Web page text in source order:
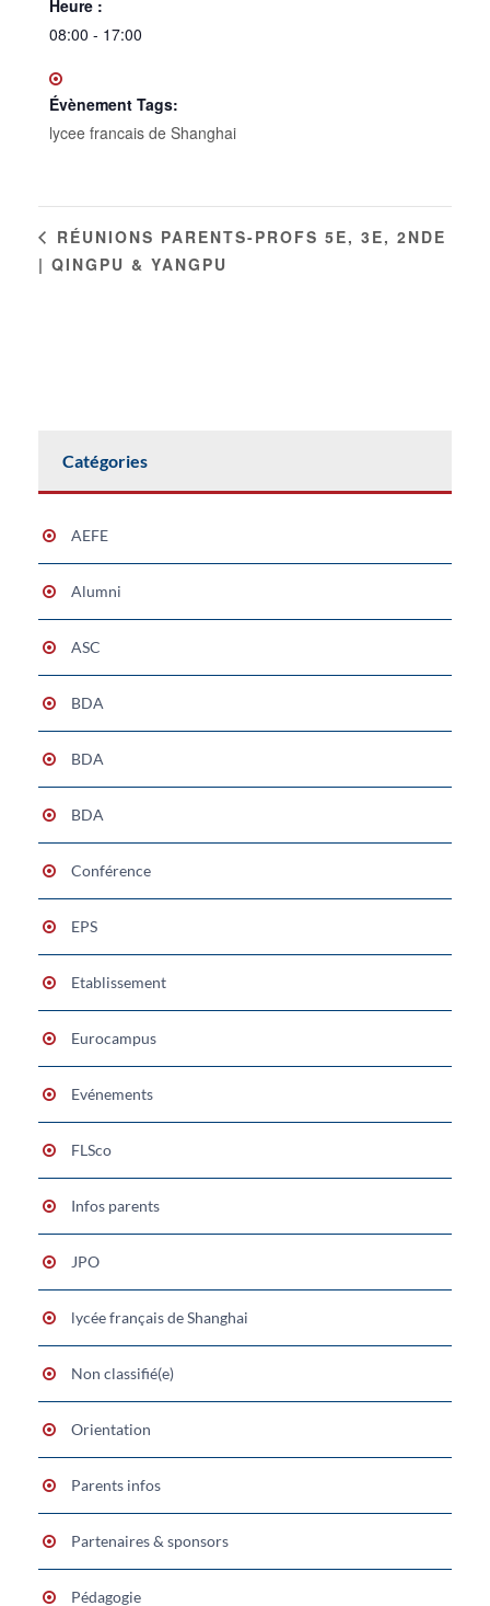
Heure :
08:00 - 17:00
Évènement Tags:
lycee francais de Shanghai
RÉUNIONS PARENTS-PROFS 5E, 3E, 2NDE
| QINGPU & YANGPU
Catégories
AEFE
Alumni
ASC
BDA
BDA
BDA
Conférence
EPS
Etablissement
Eurocampus
Evénements
FLSco
Infos parents
JPO
lycée français de Shanghai
Non classifié(e)
Orientation
Parents infos
Partenaires & sponsors
Pédagogie